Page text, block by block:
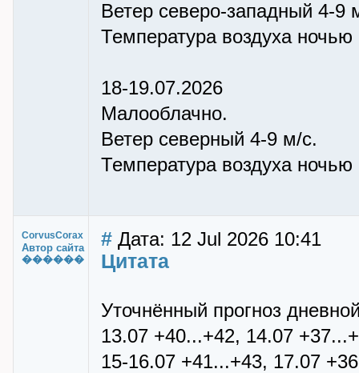
Ветер северо-западный 4-9
Температура воздуха
18-19.07.2026
Малооблачно.
Ветер северный 4-9 м/с.
Температура воздуха
CorvusCorax
Автор сайта
������
# Дата: 12 Jul 2026 10:41
Цитата
Уточнённый прогноз
13.07 +40...+42, 14.07
15-16.07 +41...+43, 17.07